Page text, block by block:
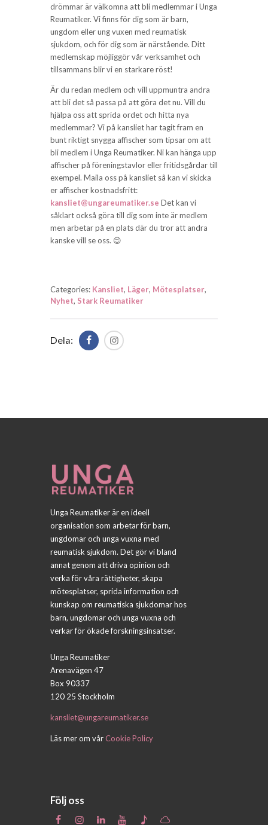
drömmar är välkomna att bli medlemmar i Unga
Reumatiker. Vi finns för dig som är barn,
ungdom eller ung vuxen med reumatisk
sjukdom, och för dig som är närstående. Ditt
medlemskap möjliggör vår verksamhet och
tillsammans blir vi en starkare röst!
Är du redan medlem och vill uppmuntra andra
att bli det så passa på att göra det nu. Vill du
hjälpa oss att sprida ordet och hitta nya
medlemmar? Vi på kansliet har tagit fram en
bunt riktigt snygga affischer som tipsar om att
bli medlem i Unga Reumatiker. Ni kan hänga upp
affischer på föreningstavlor eller fritidsgårdar till
exempel. Maila oss på kansliet så kan vi skicka
er affischer kostnadsfritt:
kansliet@ungareumatiker.se Det kan vi
såklart också göra till dig som inte är medlem
men arbetar på en plats där du tror att andra
kanske vill se oss. 😉
Categories: Kansliet, Läger, Mötesplatser,
Nyhet, Stark Reumatiker
Dela:
Unga Reumatiker är en ideell
organisation som arbetar för barn,
ungdomar och unga vuxna med
reumatisk sjukdom. Det gör vi bland
annat genom att driva opinion och
verka för våra rättigheter, skapa
mötesplatser, sprida information och
kunskap om reumatiska sjukdomar hos
barn, ungdomar och unga vuxna och
verkar för ökade forskningsinsatser.
Unga Reumatiker
Arenavägen 47
Box 90337
120 25 Stockholm
kansliet@ungareumatiker.se
Läs mer om vårCookie Policy
Följ oss